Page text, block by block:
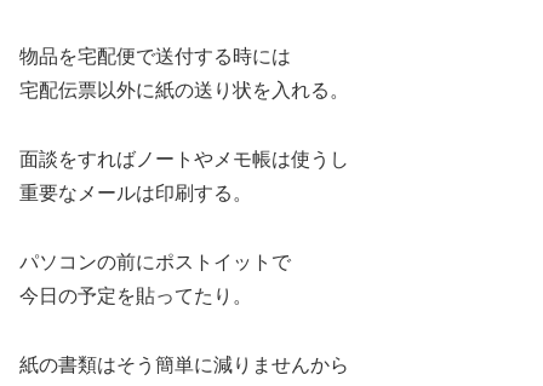
物品を宅配便で送付する時には
宅配伝票以外に紙の送り状を入れる。
面談をすればノートやメモ帳は使うし
重要なメールは印刷する。
パソコンの前にポストイットで
今日の予定を貼ってたり。
紙の書類はそう簡単に減りませんから